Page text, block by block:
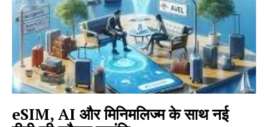
eSIM, AI और मिनिमलिज्म के साथ नई